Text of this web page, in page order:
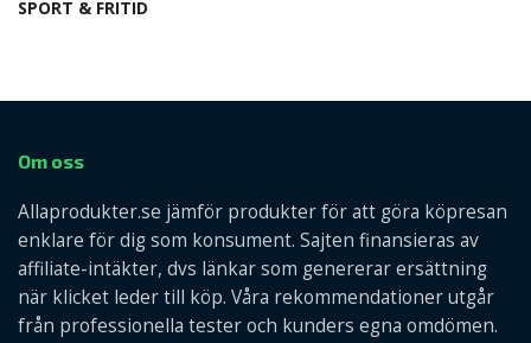
SPORT & FRITID
Om oss
Allaprodukter.se jämför produkter för att göra köpresan
enklare för dig som konsument. Sajten finansieras av
affiliate-intäkter, dvs länkar som genererar ersättning
när klicket leder till köp. Våra rekommendationer utgår
från professionella tester och kunders egna omdömen.